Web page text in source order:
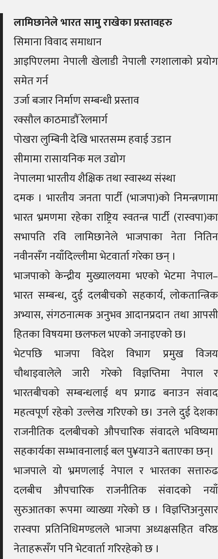
लामिछानेले भारत सामु राखेका प्रस्तावहरु
सिमाना विवाद समाधान
आइपिएलमा नेपाली खेलाडी नेपाली रगशालाको प्रयोग
समेत गर्न
उर्जा बजार निर्माण सम्बन्धी प्रस्ताव
रक्सौल काठमाडौं रेलमार्ग
पोखरा लुम्बिनी देखि भारतसम्म हवाई उडान
सीमामा रासायनिक मल उद्योग
नेपालमा भारतीय शैक्षिक तथा स्वास्थ्य संस्था
दमक । भारतीय जनता पार्टी (भाजपा)को निमन्त्रणामा
भारत भ्रमणमा रहेका राष्ट्रिय स्वतन्त्र पार्टी (रास्वपा)का
सभापति रवि लामिछानेले भाजपाका नेता नितिन
नवीनसँग नयाँदिल्लीमा भेटवार्ता गरेका छन् ।
भाजपाको केन्द्रीय मुख्यालयमा भएको भेटमा नेपाल–
भारत सम्बन्ध, दुई दलबीचको सहकार्य, लोकतान्त्रिक
अभ्यास, संगठनात्मक अनुभव आदानप्रदान तथा आपसी
हितका विषयमा छलफल भएको जनाइएको छ।
भेटपछि भाजपा विदेश विभाग प्रमुख विजय
चौथाइवालेले जारी गरेको विज्ञप्तिमा नेपाल र
भारतबीचको सम्बन्धलाई थप प्रगाढ बनाउन संवाद
महत्वपूर्ण रहेको उल्लेख गरिएको छ। उनले दुई देशका
राजनीतिक दलबीचको औपचारिक संवादले भविष्यमा
सहकार्यका सम्भावनालाई बल पु¥याउने बताएका छन्।
भाजपाले यो भ्रमणलाई नेपाल र भारतका सत्तारुढ
दलबीच औपचारिक राजनीतिक संवादको नयाँ
सुरुआतका रूपमा व्याख्या गरेको छ । विज्ञप्तिअनुसार
रास्वपा प्रतिनिधिमण्डलले भाजपा अध्यक्षसहित वरिष्ठ
नेताहरूसँग पनि भेटवार्ता गरिरहेको छ ।